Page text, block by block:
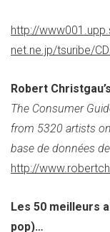
http://
net.ne.jp/tsuribe/
Robert
The Consumer
from 5320 artists
base de données
http://
Les 50 meilleurs
pop)…